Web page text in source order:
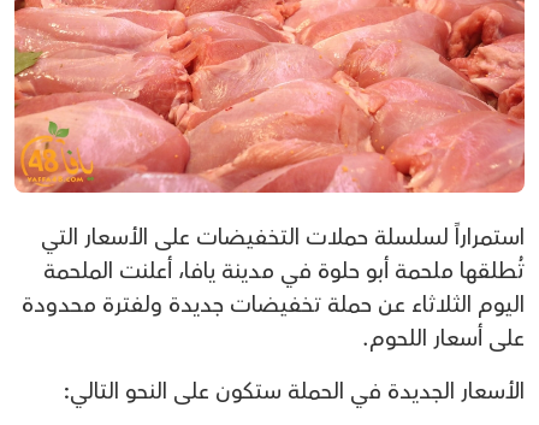
استمراراً لسلسلة حملات التخفيضات على الأسعار التي
تُطلقها ملحمة أبو حلوة في مدينة يافا، أعلنت الملحمة
اليوم الثلاثاء عن حملة تخفيضات جديدة ولفترة محدودة
على أسعار اللحوم.
الأسعار الجديدة في الحملة ستكون على النحو التالي: